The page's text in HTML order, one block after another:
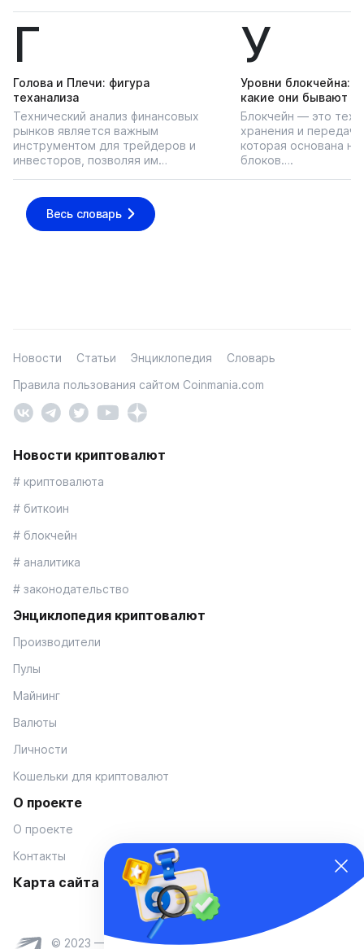
Г
Голова и Плечи: фигура
теханализа
Технический анализ финансовых
рынков является важным
инструментом для трейдеров и
инвесторов, позволяя им…
У
Уровни блокчейна:
какие они бывают
Блокчейн — это
хранения и
которая основана
блоков….
Весь словарь
Новости Статьи Энциклопедия
Словарь
Правила пользования сайтом Coinmania.com
Новости криптовалют
# криптовалюта
# биткоин
# блокчейн
# аналитика
# законодательство
Энциклопедия криптовалют
Производители
Пулы
Майнинг
Валюты
Личности
Кошельки для криптовалют
О проекте
О проекте
Контакты
Карта сайта
© 2023 — Coinmania